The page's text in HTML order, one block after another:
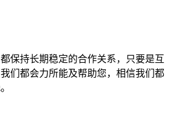
保持长期稳定的合作关系，只要是互
们都会力所能及帮助您，相信我们都